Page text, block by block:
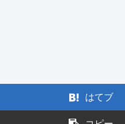
はてブ